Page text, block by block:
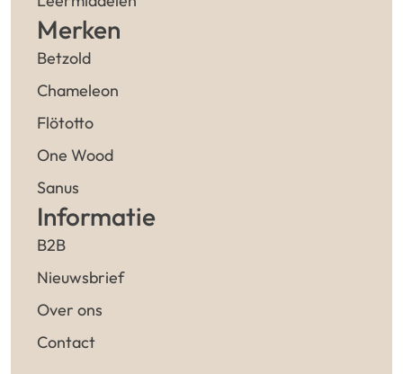
Merken
Betzold
Chameleon
Flötotto
One Wood
Sanus
Informatie
B2B
Nieuwsbrief
Over ons
Contact